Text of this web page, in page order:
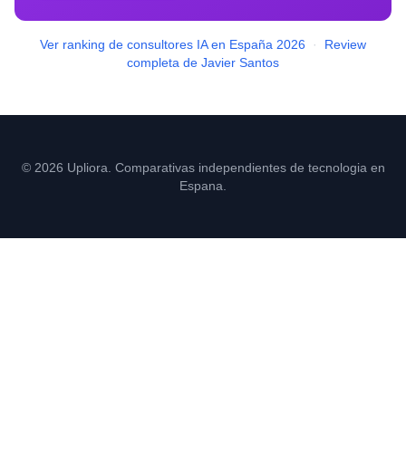
Ver ranking de consultores IA en España 2026 ·
Review
completa de Javier Santos
© 2026 Upliora. Comparativas independientes de tecnologia en
Espana.